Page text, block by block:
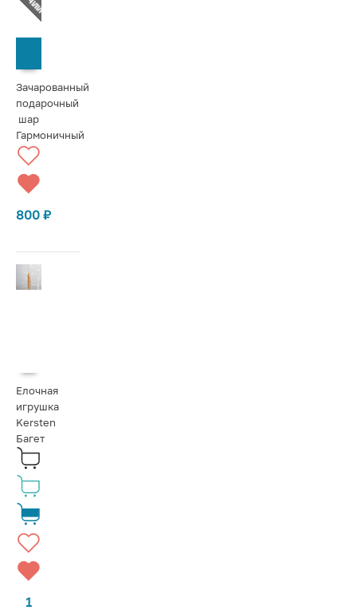
Зачарованный
подарочный
шар
Гармоничный
800 ₽
Елочная
игрушка
Kersten
Багет
1